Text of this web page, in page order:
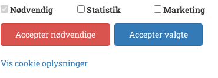
Arkiv
Nødvendig
Statistik Marketing
Accepter nødvendige Accepter valgte
Vis cookie oplysninger